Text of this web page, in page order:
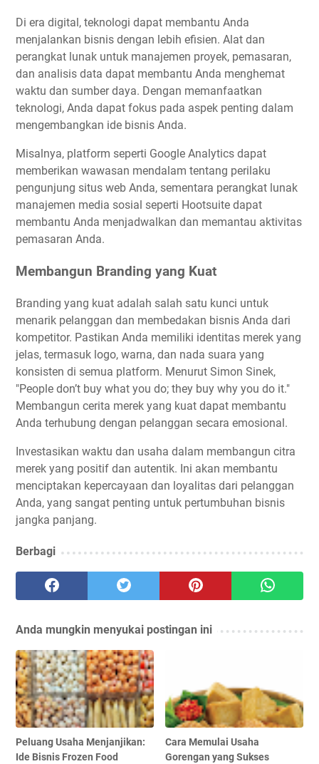
Di era digital, teknologi dapat membantu Anda
menjalankan bisnis dengan lebih efisien. Alat dan
perangkat lunak untuk manajemen proyek, pemasaran,
dan analisis data dapat membantu Anda menghemat
waktu dan sumber daya. Dengan memanfaatkan
teknologi, Anda dapat fokus pada aspek penting dalam
mengembangkan ide bisnis Anda.
Misalnya, platform seperti Google Analytics dapat
memberikan wawasan mendalam tentang perilaku
pengunjung situs web Anda, sementara perangkat lunak
manajemen media sosial seperti Hootsuite dapat
membantu Anda menjadwalkan dan memantau aktivitas
pemasaran Anda.
Membangun Branding yang Kuat
Branding yang kuat adalah salah satu kunci untuk
menarik pelanggan dan membedakan bisnis Anda dari
kompetitor. Pastikan Anda memiliki identitas merek yang
jelas, termasuk logo, warna, dan nada suara yang
konsisten di semua platform. Menurut Simon Sinek,
"People don’t buy what you do; they buy why you do it."
Membangun cerita merek yang kuat dapat membantu
Anda terhubung dengan pelanggan secara emosional.
Investasikan waktu dan usaha dalam membangun citra
merek yang positif dan autentik. Ini akan membantu
menciptakan kepercayaan dan loyalitas dari pelanggan
Anda, yang sangat penting untuk pertumbuhan bisnis
jangka panjang.
Berbagi
Anda mungkin menyukai postingan ini
Peluang Usaha Menjanjikan:
Ide Bisnis Frozen Food
Cara Memulai Usaha
Gorengan yang Sukses